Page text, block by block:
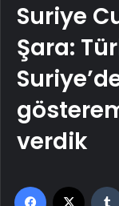
Suriye
Şara:
verdik
Facebook